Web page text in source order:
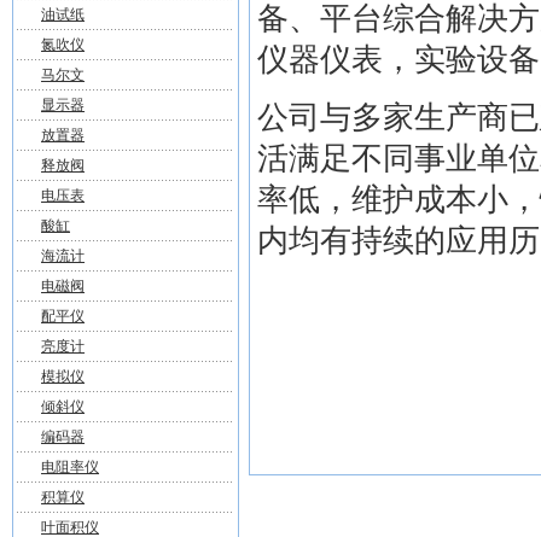
油试纸
氮吹仪
马尔文
显示器
放置器
释放阀
电压表
酸缸
海流计
电磁阀
配平仪
亮度计
模拟仪
倾斜仪
编码器
电阻率仪
积算仪
叶面积仪
备、平台综合解决
仪器仪表，实验设
公司与多家生产商
活满足不同事业单
率低，维护成本小
内均有持续的应用